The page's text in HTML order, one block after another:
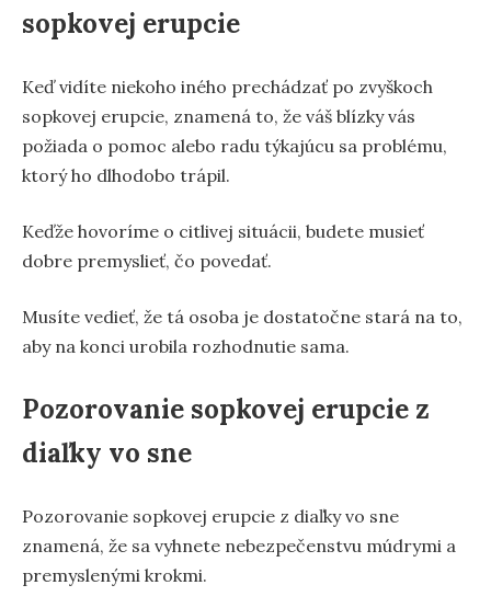
sopkovej erupcie
Keď vidíte niekoho iného prechádzať po zvyškoch
sopkovej erupcie, znamená to, že váš blízky vás
požiada o pomoc alebo radu týkajúcu sa problému,
ktorý ho dlhodobo trápil.
Keďže hovoríme o citlivej situácii, budete musieť
dobre premyslieť, čo povedať.
Musíte vedieť, že tá osoba je dostatočne stará na to,
aby na konci urobila rozhodnutie sama.
Pozorovanie sopkovej erupcie z
diaľky vo sne
Pozorovanie sopkovej erupcie z diaľky vo sne
znamená, že sa vyhnete nebezpečenstvu múdrymi a
premyslenými krokmi.